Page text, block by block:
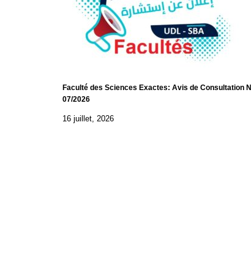
Faculté des Sciences Exactes: Avis de Consultation
07/2026
16 juillet, 2026